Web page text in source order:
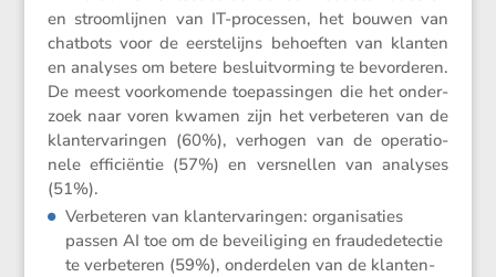
en stroom­lijnen van IT-processen, het bouwen van
chatbots voor de eerste­lijns behoeften van klanten
en analyses om betere besluit­vor­ming te bevor­deren.
De meest voorko­mende toepas­singen die het onder­
zoek naar voren kwamen zijn het verbe­teren van de
klant­er­va­ringen (60%), verhogen van de opera­ti­o­
nele effici­ëntie (57%) en versnellen van analyses
(51%).
Verbe­teren van klant­er­va­ringen: organi­sa­ties
passen AI toe om de bevei­li­ging en fraude­de­tectie
te verbe­teren (59%), onder­delen van de klanten­